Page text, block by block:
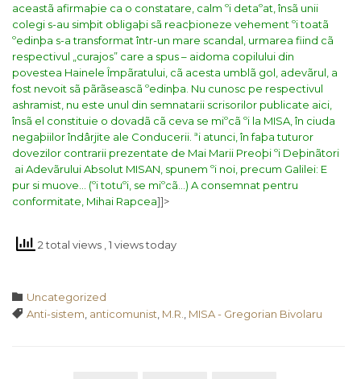
aceastã afirmaþie ca o constatare, calm ºi detaºat, însã unii
colegi s-au simþit obligaþi sã reacþioneze vehement ºi toatã
ºedinþa s-a transformat într-un mare scandal, urmarea fiind cã
respectivul „curajos” care a spus – aidoma copilului din
povestea Hainele Împãratului, cã acesta umblã gol, adevãrul, a
fost nevoit sã pãrãseascã ºedinþa. Nu cunosc pe respectivul
ashramist, nu este unul din semnatarii scrisorilor publicate aici,
însã el constituie o dovadã cã ceva se miºcã ºi la MISA, în ciuda
negaþiilor îndârjite ale Conducerii. ªi atunci, în faþa tuturor
dovezilor contrarii prezentate de Mai Marii Preoþi ºi Deþinãtori
ai Adevãrului Absolut MISAN, spunem ºi noi, precum Galilei: E
pur si muove… (ºi totuºi, se miºcã…) A consemnat pentru
conformitate, Mihai Rapcea]]>
2 total views , 1 views today
 Category
Uncategorized
 Tags
Anti-sistem anticomunist M.R. MISA - Gregorian Bivolaru